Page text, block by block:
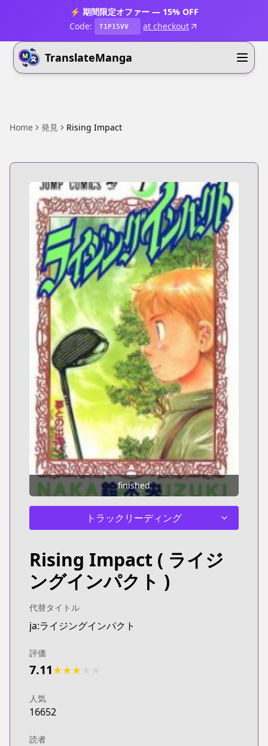
⚡ 期間限定オファー — 15% OFF
Code:
T1P15VV at checkout
TranslateManga
Home 発見 Rising Impact
finished
トラックリーディング
Rising Impact ( ライジ
ングインパクト )
代替タイトル
ja:ライジングインパクト
評価
7.11★★★
人気
16652
読者